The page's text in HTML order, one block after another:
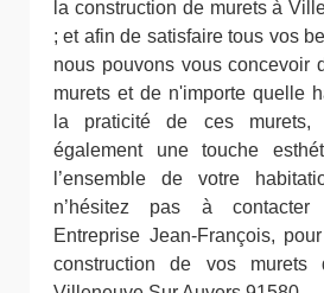
la construction de murets à
; et afin de satisfaire tous vos
nous pouvons vous concevoir
murets et de n'importe quelle
la praticité de ces murets,
également une touche
l’ensemble de votre
n’hésitez pas à contacter
Entreprise Jean-François,
construction de vos